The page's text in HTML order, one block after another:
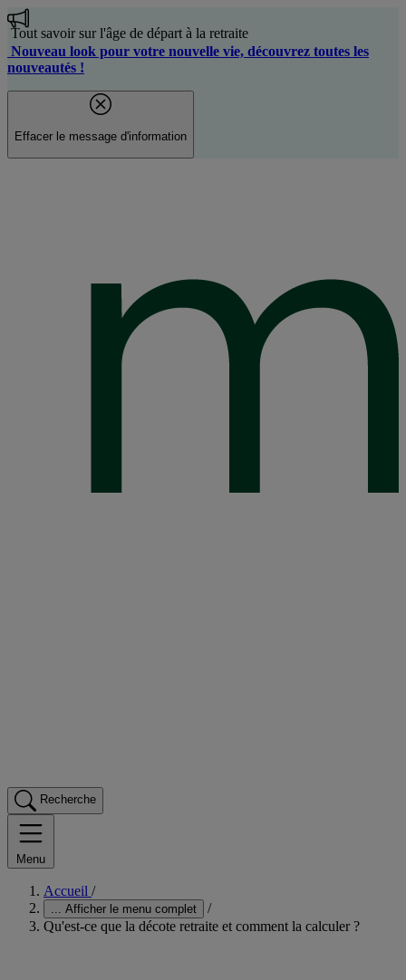
Aller
au
contenu
principal
Nouveau look pour votre nouvelle vie, découvrez toutes les
nouveautés !
Effacer le message d'information
Recherche
Menu
Accueil /
Afficher le menu complet
/
Qu'est-ce que la décote retraite et comment la calculer ?
Tout savoir sur l'âge de départ à la retraite